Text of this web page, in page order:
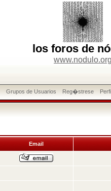
los foros de
www.nodulo.org
Grupos de Usuarios Reg�strese
Email